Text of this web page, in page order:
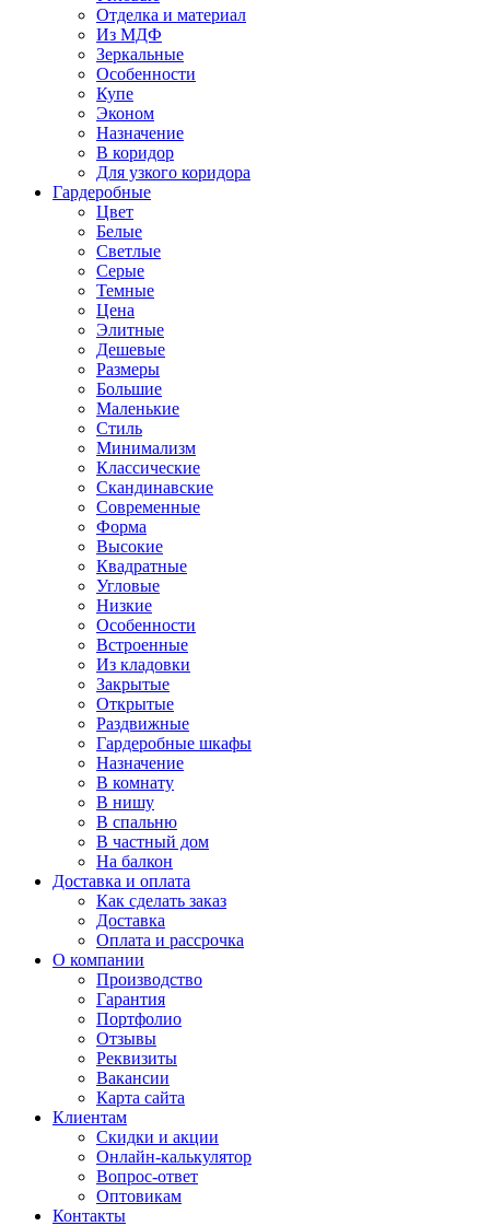
Отделка и материал
Из МДФ
Зеркальные
Особенности
Купе
Эконом
Назначение
В коридор
Для узкого коридора
Гардеробные
Цвет
Белые
Светлые
Серые
Темные
Цена
Элитные
Дешевые
Размеры
Большие
Маленькие
Стиль
Минимализм
Классические
Скандинавские
Современные
Форма
Высокие
Квадратные
Угловые
Низкие
Особенности
Встроенные
Из кладовки
Закрытые
Открытые
Раздвижные
Гардеробные шкафы
Назначение
В комнату
В нишу
В спальню
В частный дом
На балкон
Доставка и оплата
Как сделать заказ
Доставка
Оплата и рассрочка
О компании
Производство
Гарантия
Портфолио
Отзывы
Реквизиты
Вакансии
Карта сайта
Клиентам
Скидки и акции
Онлайн-калькулятор
Вопрос-ответ
Оптовикам
Контакты